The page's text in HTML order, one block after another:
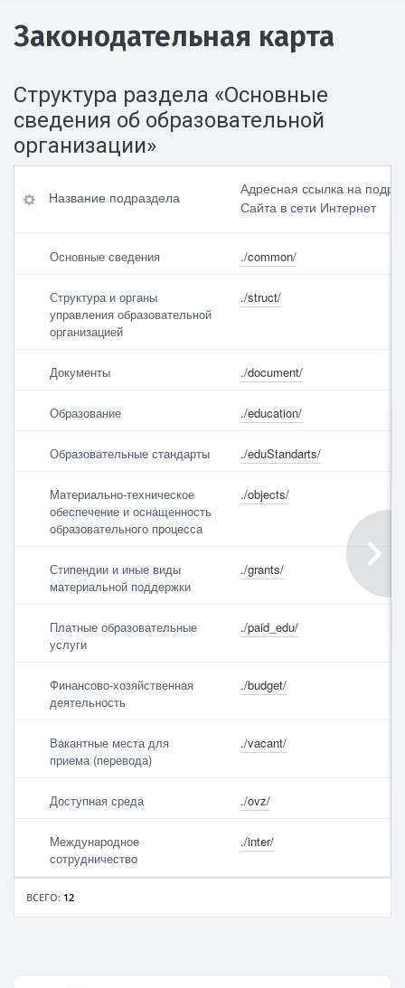
Законодательная карта
Структура раздела «Основные
сведения об образовательной
организации»
подраздела
Адресная
ссылка
подраздел
Сайта
в
Интернет
По умолчанию Выбрать все Отменить все
Название подраздела
Адресная ссылка на
Сайта в сети Интернет
Основные сведения ./common/
Структура и органы
управления образовательной
организацией
./struct/
Документы ./document/
Образование ./education/
Образовательные стандарты ./eduStandarts/
Материально-техническое
обеспечение и оснащенность
образовательного процесса
./objects/
Стипендии и иные виды
материальной поддержки
./grants/
Платные образовательные
услуги
./paid_edu/
Финансово-хозяйственная
деятельность
./budget/
Вакантные места для
приема (перевода)
./vacant/
Доступная среда ./ovz/
Международное
сотрудничество
./inter/
ВСЕГО: 12